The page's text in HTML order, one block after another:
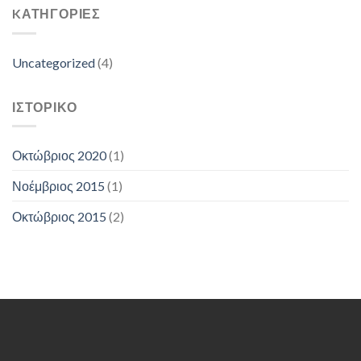
KΑΤΗΓΟΡΊΕΣ
Uncategorized(4)
ΙΣΤΟΡΙΚΌ
Οκτώβριος 2020(1)
Νοέμβριος 2015 (1)
Οκτώβριος 2015 (2)